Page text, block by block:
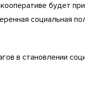
будет
социальная
в становлении